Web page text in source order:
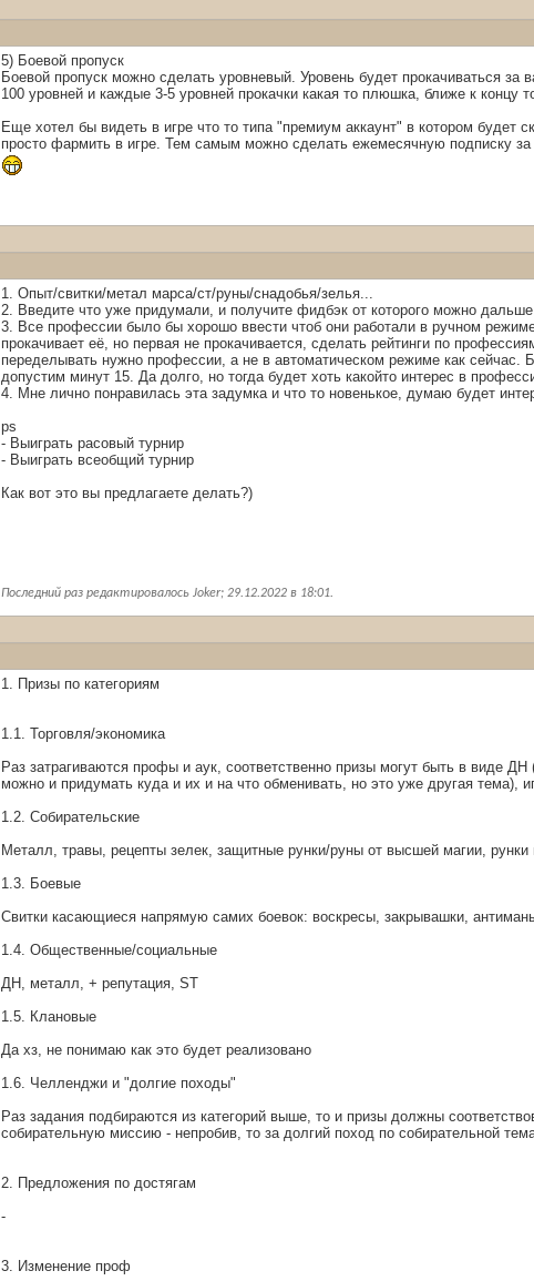
5) Боевой пропуск
Боевой пропуск можно сделать уровневый. Уровень будет прокачиваться
100 уровней и каждые 3-5 уровней прокачки какая то плюшка, ближе к концу
Еще хотел бы видеть в игре что то типа "премиум аккаунт" в котором
просто фармить в игре. Тем самым можно сделать ежемесячную подписку
1. Опыт/свитки/метал марса/ст/руны/снадобья/зелья...
2. Введите что уже придумали, и получите фидбэк от которого можно
3. Все профессии было бы хорошо ввести чтоб они работали в ручном
прокачивает её, но первая не прокачивается, сделать рейтинги по
переделывать нужно профессии, а не в автоматическом режиме как сейчас.
допустим минут 15. Да долго, но тогда будет хоть какойто интерес в
4. Мне лично понравилась эта задумка и что то новенькое, думаю будет
ps
- Выиграть расовый турнир
- Выиграть всеобщий турнир
Как вот это вы предлагаете делать?)
Последний раз редактировалось Joker; 29.12.2022 в 18:01.
1. Призы по категориям
1.1. Торговля/экономика
Раз затрагиваются профы и аук, соответственно призы могут быть в виде
можно и придумать куда и их и на что обменивать, но это уже другая тема),
1.2. Собирательские
Металл, травы, рецепты зелек, защитные рунки/руны от высшей магии, рунки
1.3. Боевые
Свитки касающиеся напрямую самих боевок: воскресы, закрывашки,
1.4. Общественные/социальные
ДН, металл, + репутация, ST
1.5. Клановые
Да хз, не понимаю как это будет реализовано
1.6. Челленджи и "долгие походы"
Раз задания подбираются из категорий выше, то и призы должны
собирательную миссию - непробив, то за долгий поход по собирательной
2. Предложения по достягам
-
3. Изменение проф